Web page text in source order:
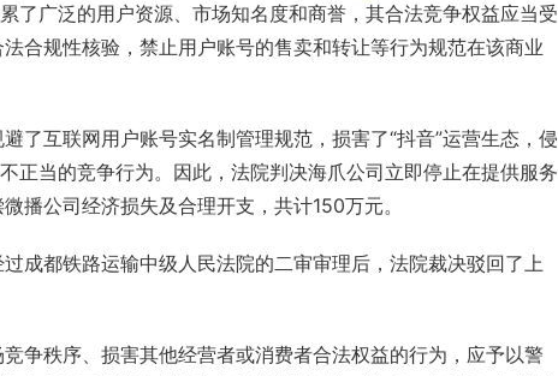
了广泛的用户资源、市场知名度和商誉，其合法竞争权益应当受
合规性核验，禁止用户账号的售卖和转让等行为规范在该商业
了互联网用户账号实名制管理规范，损害了“抖音”运营生态，侵
正当的竞争行为。因此，法院判决海爪公司立即停止在提供服务
播公司经济损失及合理开支，共计150万元。
成都铁路运输中级人民法院的二审审理后，法院裁决驳回了上
争秩序、损害其他经营者或消费者合法权益的行为，应予以警